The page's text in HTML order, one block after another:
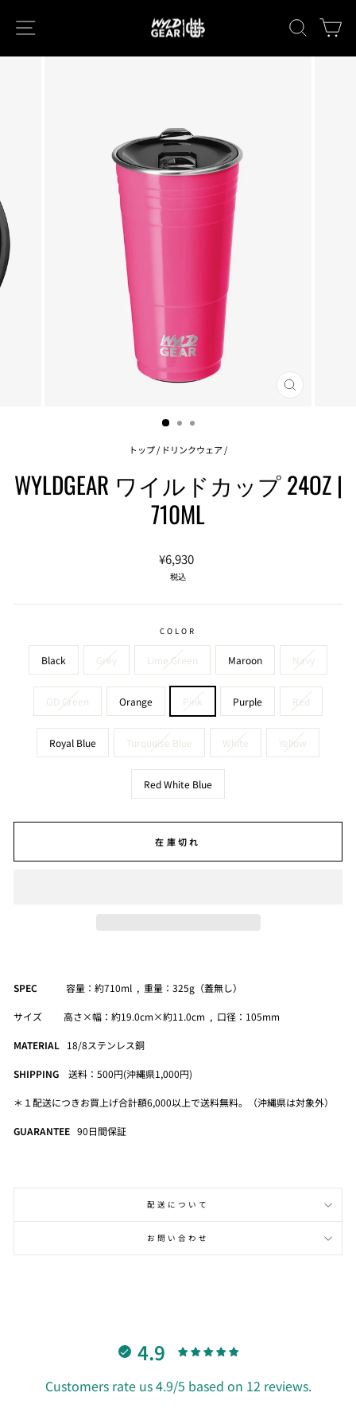
キーワ
閉
トップ/ ドリンクウェア/
WYLDGEAR ワイルドカップ 24OZ |
710ML
通
格
¥6,930
税込
COLOR
Black Grey Lime Green Maroon Navy
OD Green Orange Pink Purple Red
Royal Blue Turquoise Blue White Yellow
Red White Blue
在庫切れ
SPEC 容量：約710ml , 重量：325g（蓋無し）
サイズ 高さ×幅：約19.0cm×約11.0cm , 口径：105mm
MATERIAL 18/8ステンレス銅
SHIPPING 送料：500円(沖縄県1,000円)
＊１配送につきお買上げ合計額6,000以上で送料無料。（沖縄県は対象外）
GUARANTEE 90日間保証
配送について
お問い合わせ
4.9
Customers rate us 4.9/5 based on 12 reviews.